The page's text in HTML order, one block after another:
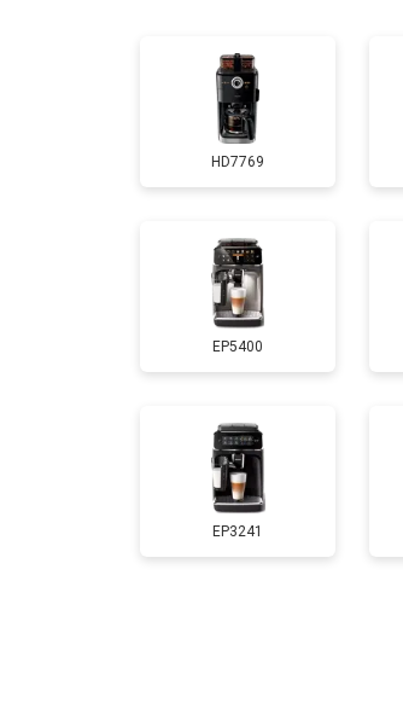
HD7769
EP5400
EP3241